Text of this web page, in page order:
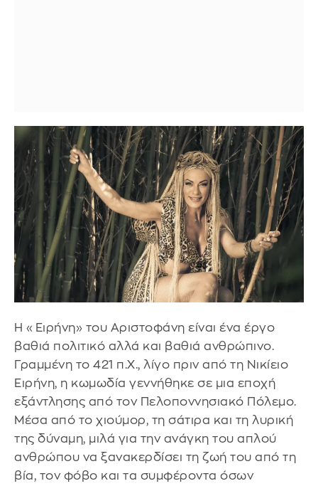
Η «Ειρήνη» του Αριστοφάνη είναι ένα έργο
βαθιά πολιτικό αλλά και βαθιά ανθρώπινο.
Γραμμένη το 421 π.Χ., λίγο πριν από τη Νικίειο
Ειρήνη, η κωμωδία γεννήθηκε σε μια εποχή
εξάντλησης από τον Πελοποννησιακό Πόλεμο.
Μέσα από το χιούμορ, τη σάτιρα και τη λυρική
της δύναμη, μιλά για την ανάγκη του απλού
ανθρώπου να ξανακερδίσει τη ζωή του από τη
βία, τον φόβο και τα συμφέροντα όσων